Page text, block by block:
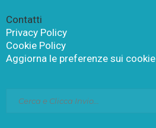
Contatti
Privacy Policy
Cookie Policy
Aggiorna le preferenze sui cookie